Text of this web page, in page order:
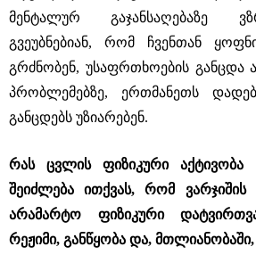
მენტალურ გაჯანსაღებაზე
გვეუბნებიან, რომ ჩვენთან
გრძნობენ, უსაფრთხოების განცდა
პრობლემებზე, ერთმანეთს
განცდებს უზიარებენ.
რას ცვლის ფიზიკური აქტივობა
შეიძლება ითქვას, რომ ვარჯიშის
არამარტო ფიზიკური
რეჟიმი, განწყობა და,